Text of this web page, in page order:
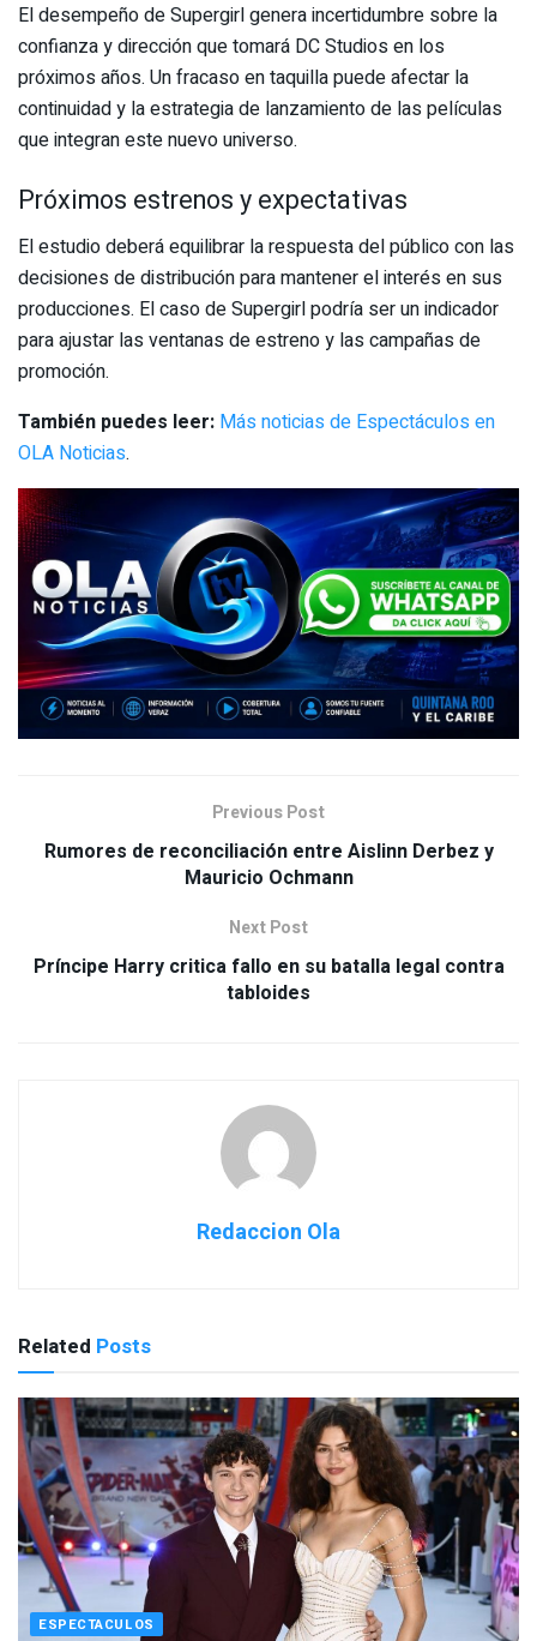
El desempeño de Supergirl genera incertidumbre sobre la
confianza y dirección que tomará DC Studios en los
próximos años. Un fracaso en taquilla puede afectar la
continuidad y la estrategia de lanzamiento de las películas
que integran este nuevo universo.
Próximos estrenos y expectativas
El estudio deberá equilibrar la respuesta del público con las
decisiones de distribución para mantener el interés en sus
producciones. El caso de Supergirl podría ser un indicador
para ajustar las ventanas de estreno y las campañas de
promoción.
También puedes leer: Más noticias de Espectáculos en
OLA Noticias.
Previous Post
Rumores de reconciliación entre Aislinn Derbez y
Mauricio Ochmann
Next Post
Príncipe Harry critica fallo en su batalla legal contra
tabloides
Redaccion Ola
Related Posts
ESPECTACULOS